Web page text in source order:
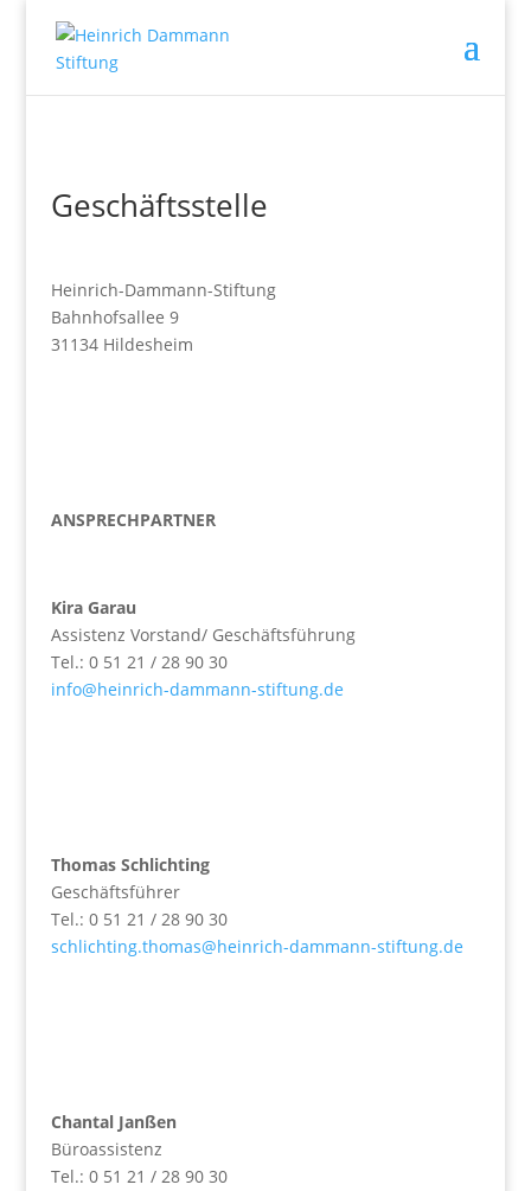
Geschäftsstelle
Heinrich-Dammann-Stiftung
Bahnhofsallee 9
31134 Hildesheim
ANSPRECHPARTNER
Kira Garau
Assistenz Vorstand/ Geschäftsführung
Tel.: 0 51 21 / 28 90 30
info@heinrich-dammann-stiftung.de
Thomas Schlichting
Geschäftsführer
Tel.: 0 51 21 / 28 90 30
schlichting.thomas@heinrich-dammann-stiftung.de
Chantal Janßen
Büroassistenz
Tel.: 0 51 21 / 28 90 30